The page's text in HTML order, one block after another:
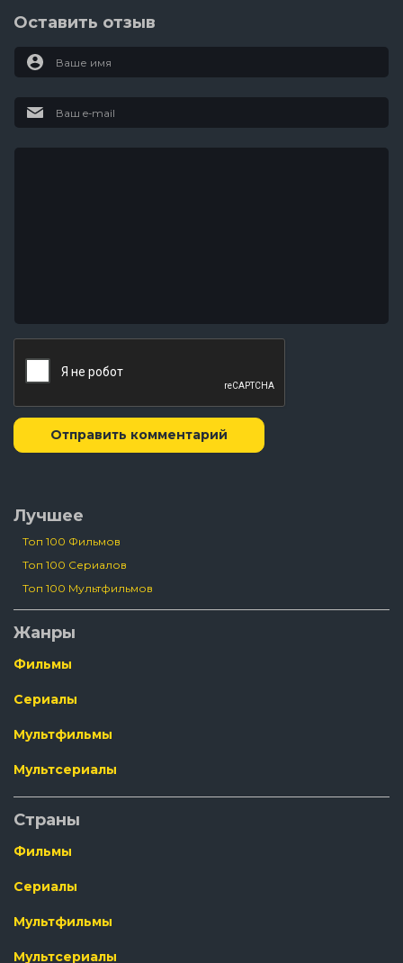
Оставить отзыв
Отправить комментарий
Лучшее
Топ 100 Фильмов
Топ 100 Сериалов
Топ 100 Мультфильмов
Жанры
Фильмы
Сериалы
Мультфильмы
Мультсериалы
Страны
Фильмы
Сериалы
Мультфильмы
Мультсериалы